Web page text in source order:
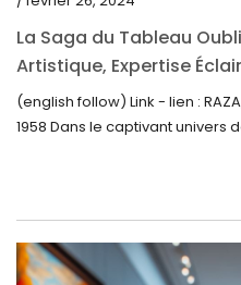
janvier 2021
décembre 2020
novembre 2020
septembre 2020
juillet 2020
La Saga du Tableau
Artistique, Expertise
Inattendue
(english follow) Link - lien : RAZA,
1958 Dans le captivant univers